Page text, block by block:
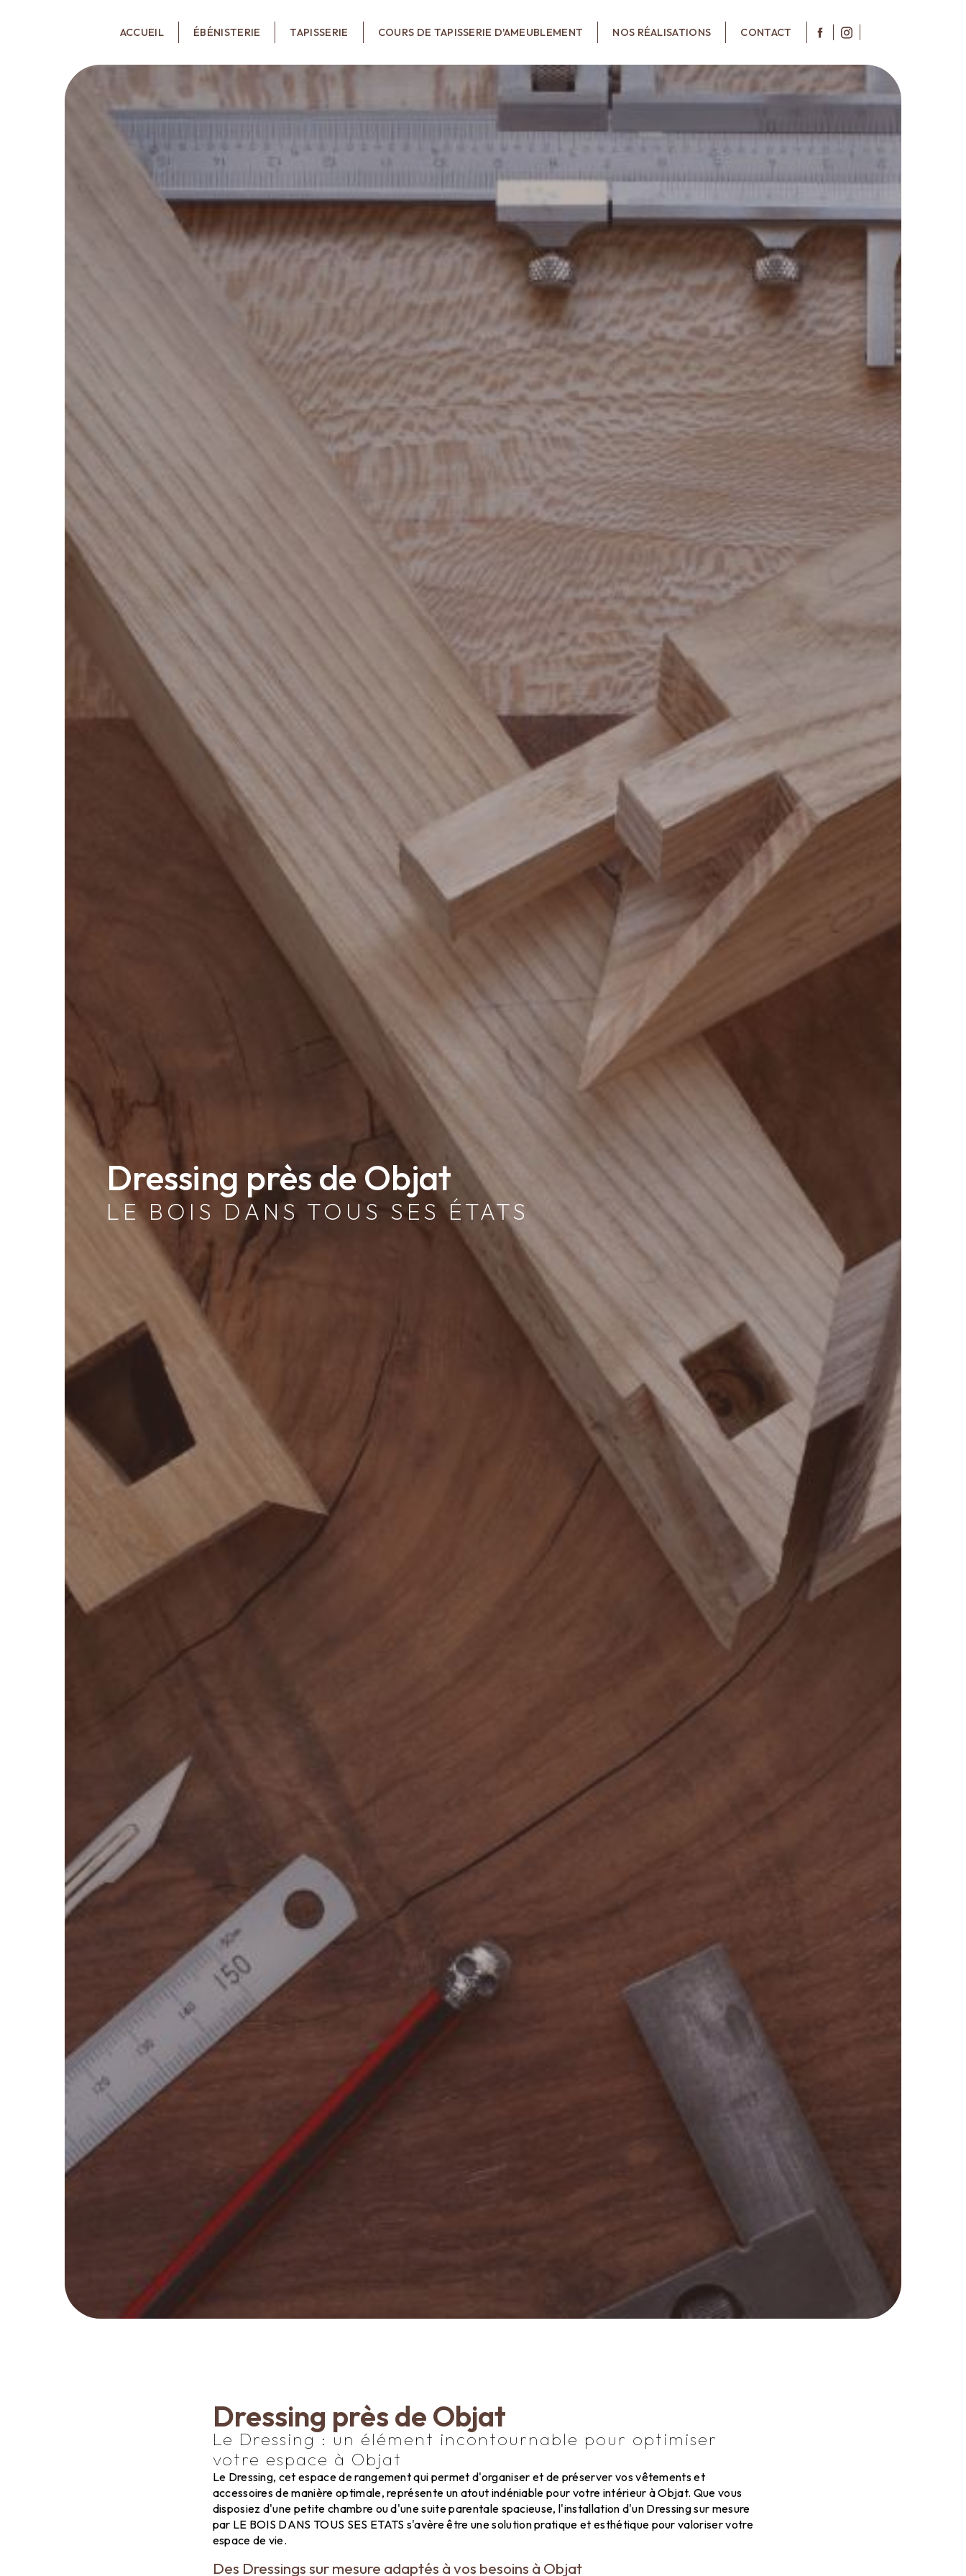
ACCUEIL ÉBÉNISTERIE TAPISSERIE COURS DE TAPISSERIE D'AMEUBLEMENT NOS RÉALISATIONS CONTACT
Dressing près de Objat
LE BOIS DANS TOUS SES ÉTATS
Dressing près de Objat
Le Dressing : un élément incontournable pour optimiser
votre espace à Objat
Le Dressing, cet espace de rangement qui permet d'organiser et de préserver vos vêtements et
accessoires de manière optimale, représente un atout indéniable pour votre intérieur à Objat. Que vous
disposiez d'une petite chambre ou d'une suite parentale spacieuse, l'installation d'un Dressing sur mesure
par LE BOIS DANS TOUS SES ETATS s'avère être une solution pratique et esthétique pour valoriser votre
espace de vie.
Des Dressings sur mesure adaptés à vos besoins à Objat